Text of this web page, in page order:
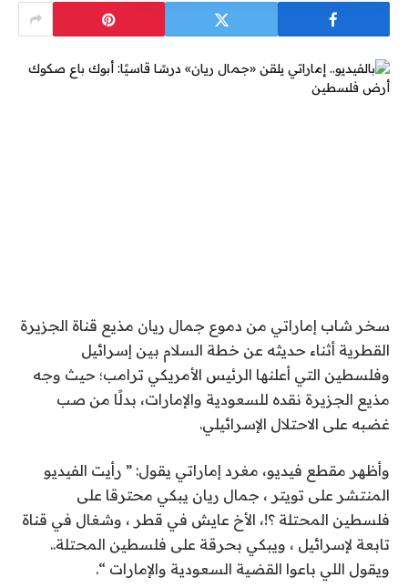
سخر شاب إماراتي من دموع جمال ريان مذيع قناة الجزيرة
القطرية أثناء حديثه عن خطة السلام بين إسرائيل
وفلسطين التي أعلنها الرئيس الأمريكي ترامب؛ حيث وجه
مذيع الجزيرة نقده للسعودية والإمارات، بدلًا من صب
غضبه على الاحتلال الإسرائيلي.
وأظهر مقطع فيديو، مغرد إماراتي يقول: ” رأيت الفيديو
المنتشر على تويتر ، جمال ريان يبكي محترقا على
فلسطين المحتلة ؟!، الأخ عايش في قطر ، وشغال في قناة
تابعة لإسرائيل ، ويبكي بحرقة على فلسطين المحتلة..
ويقول اللي باعوا القضية السعودية والإمارات “.